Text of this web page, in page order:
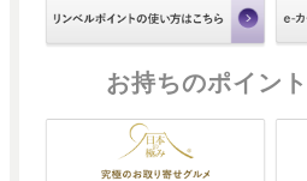
お持ちのポイン